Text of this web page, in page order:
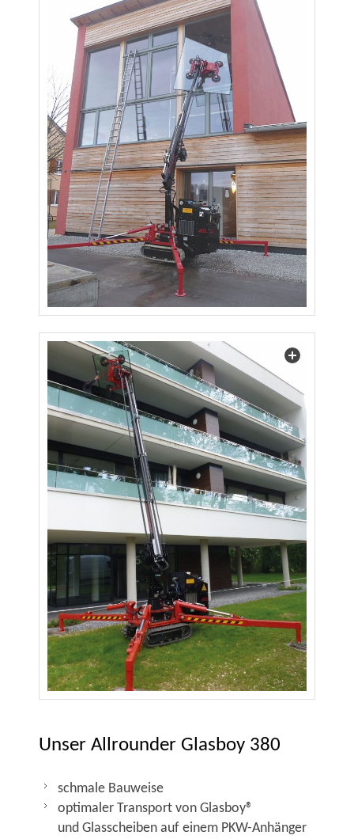
Unser Allrounder Glasboy 380
schmale Bauweise
optimaler Transport von Glasboy®
und Glasscheiben auf einem PKW-Anhänger